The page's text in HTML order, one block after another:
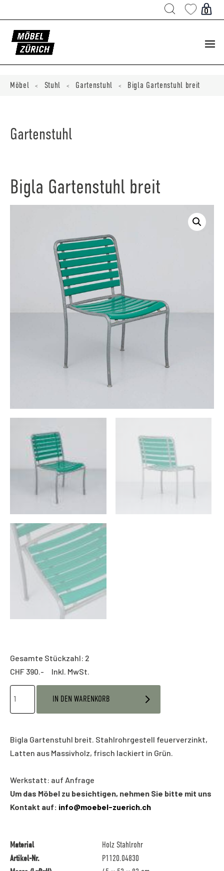
0
Möbel < Stuhl < Gartenstuhl < Bigla Gartenstuhl breit
Gartenstuhl
Bigla Gartenstuhl breit
Gesamte Stückzahl: 2
CHF 390.- Inkl. MwSt.
IN DEN WARENKORB
Bigla Gartenstuhl breit. Stahlrohrgestell feuerverzinkt,
Latten aus Massivholz, frisch lackiert in Grün.
Werkstatt: auf Anfrage
Um das Möbel zu besichtigen, nehmen Sie bitte mit uns
Kontakt auf: info@moebel-zuerich.ch
Material
Holz Stahlrohr
Artikel-Nr.
P1120.04830